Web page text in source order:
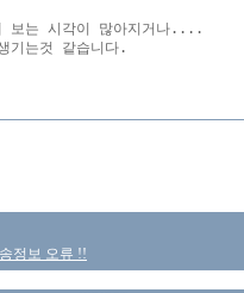
보는 시각이 많아지거나....
정보 오류 !!